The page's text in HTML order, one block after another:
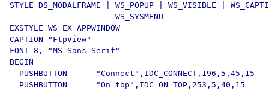
STYLE DS_MODALFRAME | WS_POPUP | WS_VISIBLE |
                      WS_SYSMENU
EXSTYLE WS_EX_APPWINDOW
CAPTION "FtpView"
FONT 8, "MS Sans Serif"
BEGIN
  PUSHBUTTON      "Connect",IDC_CONNECT,196,5,45,15
  PUSHBUTTON      "On top",IDC_ON_TOP,253,5,40,15